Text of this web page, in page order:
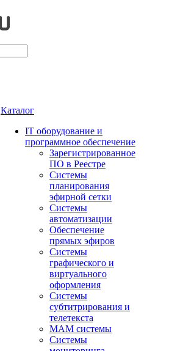
Каталог
IT оборудование и
программное обеспечение
Зарегистрированное
ПО в Реестре
Системы
планирования
эфирной сетки
Системы
автоматизации
Обеспечение
прямых эфиров
Системы
графического и
виртуального
оформления
Системы
субтитрирования и
телетекста
MAM системы
Системы